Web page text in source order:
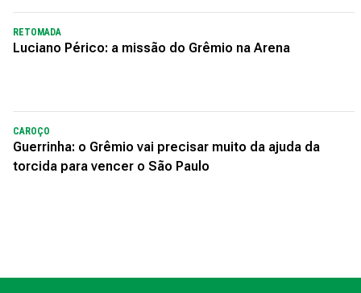
RETOMADA
Luciano Périco: a missão do Grêmio na Arena
CAROÇO
Guerrinha: o Grêmio vai precisar muito da ajuda da
torcida para vencer o São Paulo